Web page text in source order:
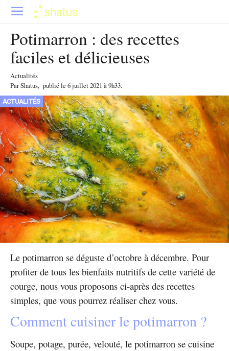
Potimarron : des recettes
faciles et délicieuses
Actualités
ParShatus, publié le 6 juillet 2021 à 9h33.
ACTUALITÉS
Le potimarron se déguste d’octobre à décembre. Pour
profiter de tous les bienfaits nutritifs de cette variété de
courge, nous vous proposons ci-après des recettes
simples, que vous pourrez réaliser chez vous.
Comment cuisiner le potimarron ?
Soupe, potage, purée, velouté, le potimarron se cuisine